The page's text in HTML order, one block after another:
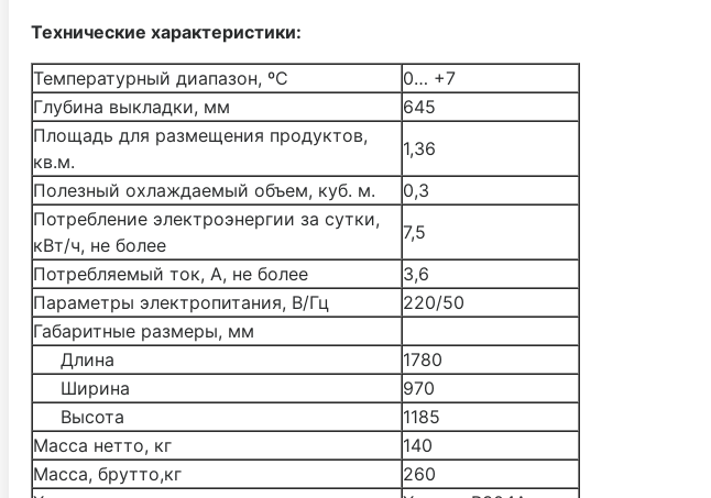
Технические характеристики:
Температурный диапазон, ºС
0… +7
Глубина выкладки, мм
645
Площадь для размещения продуктов,
кв.м.
1,36
Полезный охлаждаемый объем, куб. м.
0,3
Потребление электроэнергии за сутки,
кВт/ч, не более
7,5
Потребляемый ток, А, не более
3,6
Параметры электропитания, В/Гц
220/50
Габаритные размеры, мм
Длина
1780
Ширина
970
Высота
1185
Масса нетто, кг
140
Масса, брутто,кг
260